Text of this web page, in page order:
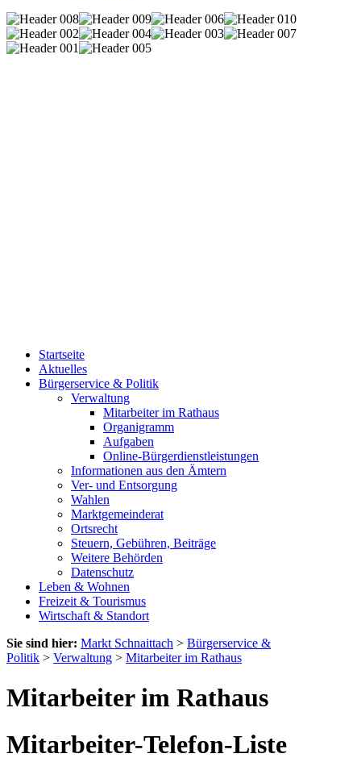
Startseite
Aktuelles
Bürgerservice & Politik
Verwaltung
Mitarbeiter im Rathaus
Organigramm
Aufgaben
Online-Bürgerdienstleistungen
Informationen aus den Ämtern
Ver- und Entsorgung
Wahlen
Marktgemeinderat
Ortsrecht
Steuern, Gebühren, Beiträge
Weitere Behörden
Datenschutz
Leben & Wohnen
Freizeit & Tourismus
Wirtschaft & Standort
Sie sind hier: Markt Schnaittach > Bürgerservice &
Politik > Verwaltung > Mitarbeiter im Rathaus
Mitarbeiter im Rathaus
Mitarbeiter-Telefon-Liste